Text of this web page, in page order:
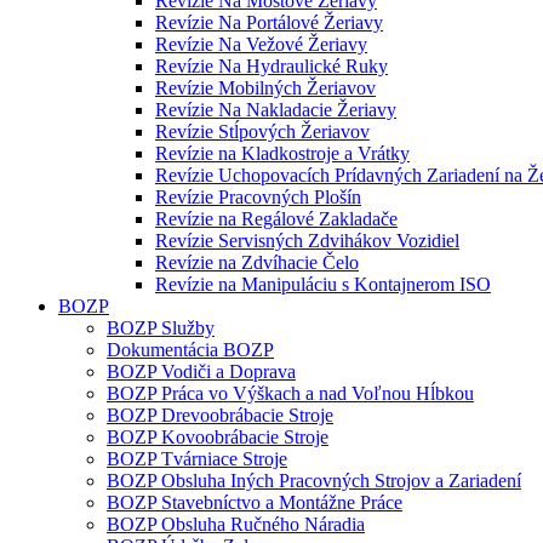
Revízie Na Portálové Žeriavy
Revízie Na Vežové Žeriavy
Revízie Na Hydraulické Ruky
Revízie Mobilných Žeriavov
Revízie Na Nakladacie Žeriavy
Revízie Stĺpových Žeriavov
Revízie na Kladkostroje a Vrátky
Revízie Uchopovacích Prídavných Zariadení na
Revízie Pracovných Plošín
Revízie na Regálové Zakladače
Revízie Servisných Zdvihákov Vozidiel
Revízie na Zdvíhacie Čelo
Revízie na Manipuláciu s Kontajnerom ISO
BOZP
BOZP Služby
Dokumentácia BOZP
BOZP Vodiči a Doprava
BOZP Práca vo Výškach a nad Voľnou Hĺbkou
BOZP Drevoobrábacie Stroje
BOZP Kovoobrábacie Stroje
BOZP Tvárniace Stroje
BOZP Obsluha Iných Pracovných Strojov a Zariadení
BOZP Stavebníctvo a Montážne Práce
BOZP Obsluha Ručného Náradia